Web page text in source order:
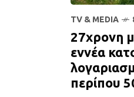
TV & MEDIA
27χρονη
εννέα
περίπου